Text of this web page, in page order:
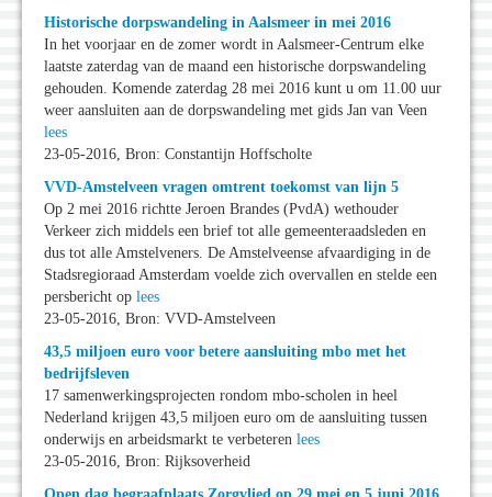
Historische dorpswandeling in Aalsmeer in mei 2016
In het voorjaar en de zomer wordt in Aalsmeer-Centrum elke
laatste zaterdag van de maand een historische dorpswandeling
gehouden. Komende zaterdag 28 mei 2016 kunt u om 11.00 uur
weer aansluiten aan de dorpswandeling met gids Jan van Veen
lees
23-05-2016, Bron: Constantijn Hoffscholte
VVD-Amstelveen vragen omtrent toekomst van lijn 5
Op 2 mei 2016 richtte Jeroen Brandes (PvdA) wethouder
Verkeer zich middels een brief tot alle gemeenteraadsleden en
dus tot alle Amstelveners. De Amstelveense afvaardiging in de
Stadsregioraad Amsterdam voelde zich overvallen en stelde een
persbericht op lees
23-05-2016, Bron: VVD-Amstelveen
43,5 miljoen euro voor betere aansluiting mbo met het
bedrijfsleven
17 samenwerkingsprojecten rondom mbo-scholen in heel
Nederland krijgen 43,5 miljoen euro om de aansluiting tussen
onderwijs en arbeidsmarkt te verbeteren lees
23-05-2016, Bron: Rijksoverheid